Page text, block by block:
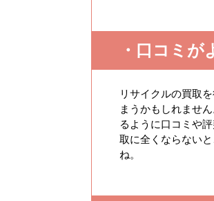
・口コミが
リサイクルの買取
まうかもしれませ
るように口コミや
取に全くならない
ね。